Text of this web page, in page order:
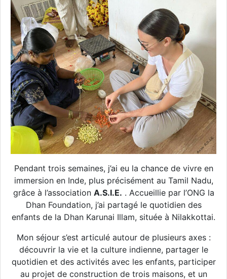
Pendant trois semaines, j’ai eu la chance de vivre en
immersion en Inde, plus précisément au Tamil Nadu,
grâce à l’association A.S.I.E. . Accueillie par l’ONG la
Dhan Foundation, j’ai partagé le quotidien des
enfants de la Dhan Karunai Illam, située à Nilakkottai.
Mon séjour s’est articulé autour de plusieurs axes :
découvrir la vie et la culture indienne, partager le
quotidien et des activités avec les enfants, participer
au projet de construction de trois maisons, et un